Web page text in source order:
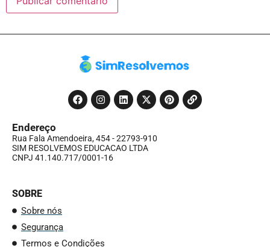
Endereço
Rua Fala Amendoeira, 454 - 22793-910
SIM RESOLVEMOS EDUCACAO LTDA
CNPJ 41.140.717/0001-16
SOBRE
Sobre nós
Segurança
Termos e Condições